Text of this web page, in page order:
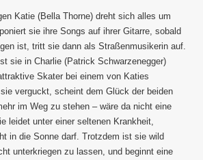
Katie (Bella Thorne) dreht sich alles um
sie ihre Songs auf ihrer Gitarre, sobald
ist, tritt sie dann als Straßenmusikerin auf.
sie in Charlie (Patrick Schwarzenegger)
Skater bei einem von Katies
verguckt, scheint dem Glück der beiden
im Weg zu stehen – wäre da nicht eine
leidet unter einer seltenen Krankheit,
in die Sonne darf. Trotzdem ist sie wild
unterkriegen zu lassen, und beginnt eine